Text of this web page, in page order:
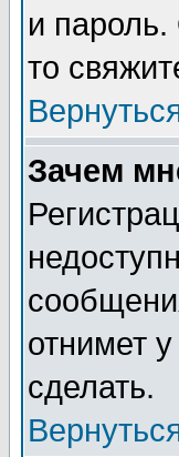
и
то
Зачем
отнимет
сделать.